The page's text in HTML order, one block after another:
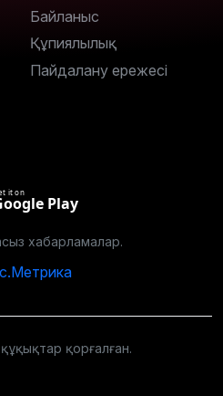
Байланыс
Құпиялылық
Пайдалану ережесі
it on
Play
хабарламалар.
қорғалған.